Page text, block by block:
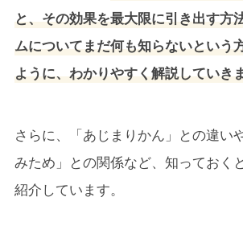
と、その効果を最大限に引き出す方
ムについてまだ何も知らないという
ように、わかりやすく解説していき
さらに、「あじまりかん」との違い
みため」との関係など、知っておく
紹介しています。